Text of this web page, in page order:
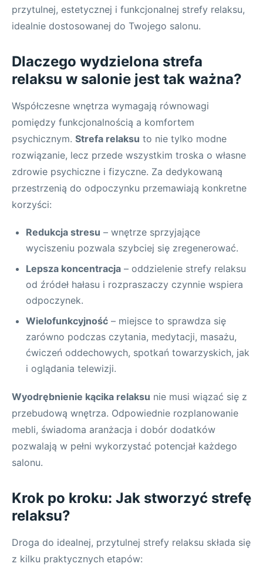
przytulnej, estetycznej i funkcjonalnej strefy relaksu,
idealnie dostosowanej do Twojego salonu.
Dlaczego wydzielona strefa
relaksu w salonie jest tak ważna?
Współczesne wnętrza wymagają równowagi
pomiędzy funkcjonalnością a komfortem
psychicznym. Strefa relaksu to nie tylko modne
rozwiązanie, lecz przede wszystkim troska o własne
zdrowie psychiczne i fizyczne. Za dedykowaną
przestrzenią do odpoczynku przemawiają konkretne
korzyści:
Redukcja stresu – wnętrze sprzyjające
wyciszeniu pozwala szybciej się zregenerować.
Lepsza koncentracja – oddzielenie strefy relaksu
od źródeł hałasu i rozpraszaczy czynnie wspiera
odpoczynek.
Wielofunkcyjność – miejsce to sprawdza się
zarówno podczas czytania, medytacji, masażu,
ćwiczeń oddechowych, spotkań towarzyskich, jak
i oglądania telewizji.
Wyodrębnienie kącika relaksu nie musi wiązać się z
przebudową wnętrza. Odpowiednie rozplanowanie
mebli, świadoma aranżacja i dobór dodatków
pozwalają w pełni wykorzystać potencjał każdego
salonu.
Krok po kroku: Jak stworzyć strefę
relaksu?
Droga do idealnej, przytulnej strefy relaksu składa się
z kilku praktycznych etapów: